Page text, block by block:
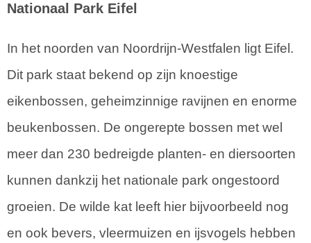
Nationaal Park Eifel
In het noorden van Noordrijn-Westfalen ligt Eifel.
Dit park staat bekend op zijn knoestige
eikenbossen, geheimzinnige ravijnen en enorme
beukenbossen. De ongerepte bossen met wel
meer dan 230 bedreigde planten- en diersoorten
kunnen dankzij het nationale park ongestoord
groeien. De wilde kat leeft hier bijvoorbeeld nog
en ook bevers, vleermuizen en ijsvogels hebben